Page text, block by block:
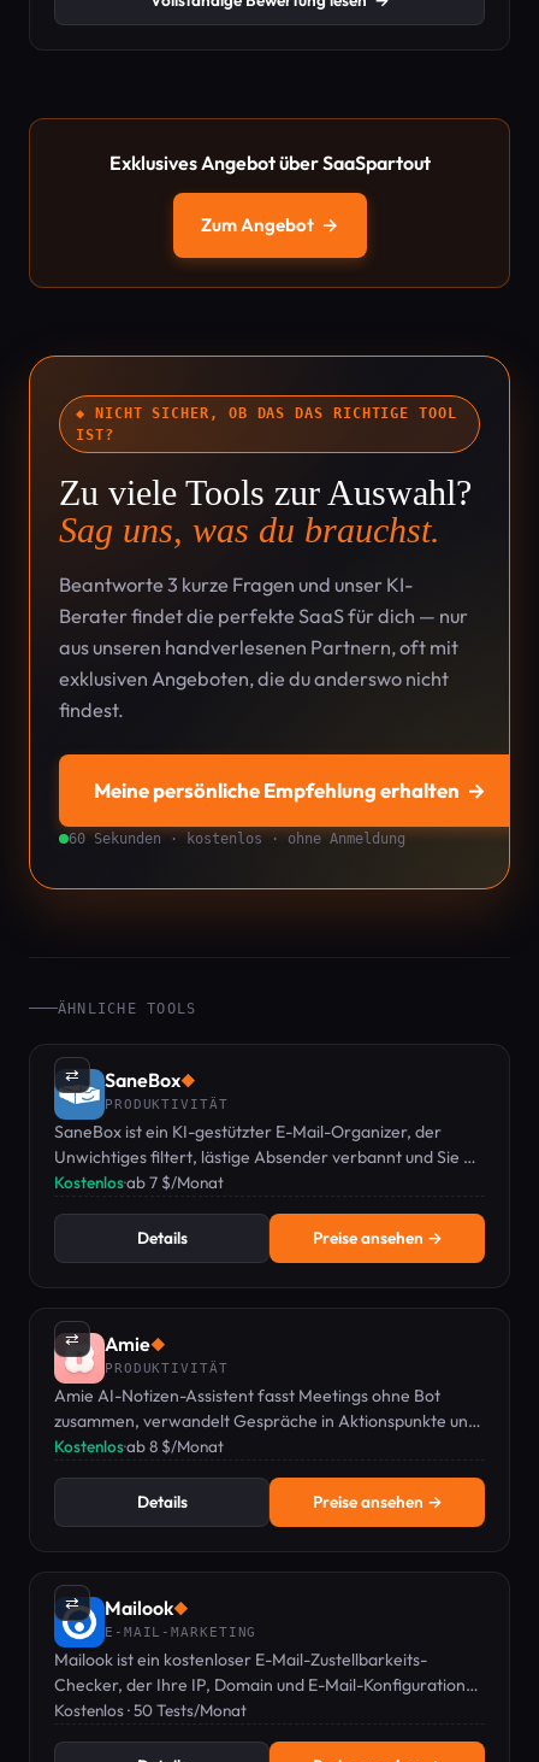
Exklusives Angebot über SaaSpartout
Zum Angebot →
◆ NICHT SICHER, OB DAS DAS RICHTIGE TOOL
IST?
Zu viele Tools zur Auswahl?
Sag uns, was du brauchst.
Beantworte 3 kurze Fragen und unser KI-
Berater findet die perfekte SaaS für dich — nur
aus unseren handverlesenen Partnern, oft mit
exklusiven Angeboten, die du anderswo nicht
findest.
Meine persönliche Empfehlung erhalten →
60 Sekunden · kostenlos · ohne Anmeldung
ÄHNLICHE TOOLS
⇄ SaneBox◆
PRODUKTIVITÄT
SaneBox ist ein KI-gestützter E-Mail-Organizer, der
Unwichtiges filtert, lästige Absender verbannt und Sie an
Nachfassaktionen erinnert.
Kostenlos·ab 7 $/Monat
Details Preise ansehen →
⇄ Amie◆
PRODUKTIVITÄT
Amie AI-Notizen-Assistent fasst Meetings ohne Bot
zusammen, verwandelt Gespräche in Aktionspunkte und
bietet Kalender- und Aufgabenverwaltung.
Kostenlos·ab 8 $/Monat
Details Preise ansehen →
⇄ Mailook◆
E-MAIL-MARKETING
Mailook ist ein kostenloser E-Mail-Zustellbarkeits-
Checker, der Ihre IP, Domain und E-Mail-Konfiguration
testet, um Spam-Ordner zu vermeiden.
Kostenlos · 50 Tests/Monat